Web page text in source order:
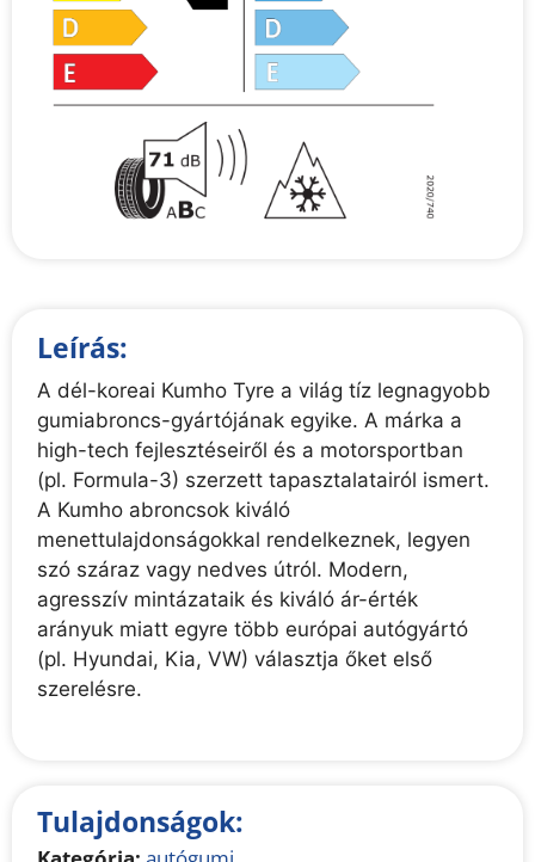
Leírás:
A dél-koreai Kumho Tyre a világ tíz legnagyobb
gumiabroncs-gyártójának egyike. A márka a
high-tech fejlesztéseiről és a motorsportban
(pl. Formula-3) szerzett tapasztalatairól ismert.
A Kumho abroncsok kiváló
menettulajdonságokkal rendelkeznek, legyen
szó száraz vagy nedves útról. Modern,
agresszív mintázataik és kiváló ár-érték
arányuk miatt egyre több európai autógyártó
(pl. Hyundai, Kia, VW) választja őket első
szerelésre.
Tulajdonságok: